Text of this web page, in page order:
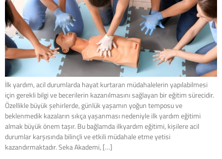
İlk yardım, acil durumlarda hayat kurtaran müdahalelerin yapılabilmesi
için gerekli bilgi ve becerilerin kazanılmasını sağlayan bir eğitim sürecidir.
Özellikle büyük şehirlerde, günlük yaşamın yoğun temposu ve
beklenmedik kazaların sıkça yaşanması nedeniyle ilk yardım eğitimi
almak büyük önem taşır. Bu bağlamda ilkyardım eğitimi, kişilere acil
durumlar karşısında bilinçli ve etkili müdahale etme yetisi
kazandırmaktadır. Seka Akademi, […]